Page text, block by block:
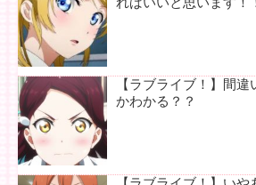
【ラブライブ！】間
かわかる？？